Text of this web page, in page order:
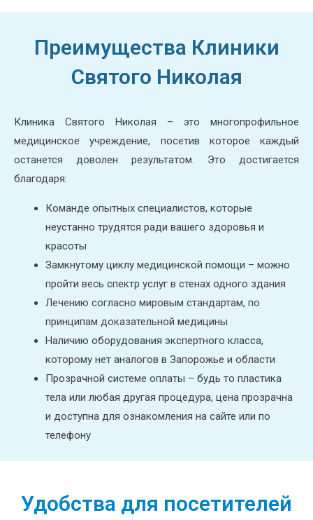
Преимущества Клиники
Святого Николая
Клиника Святого Николая – это многопрофильное
медицинское учреждение, посетив которое каждый
останется доволен результатом. Это достигается
благодаря:
Команде опытных специалистов, которые
неустанно трудятся ради вашего здоровья и
красоты
Замкнутому циклу медицинской помощи – можно
пройти весь спектр услуг в стенах одного здания
Лечению согласно мировым стандартам, по
принципам доказательной медицины
Наличию оборудования экспертного класса,
которому нет аналогов в Запорожье и области
Прозрачной системе оплаты – будь то пластика
тела или любая другая процедура, цена прозрачна
и доступна для ознакомления на сайте или по
телефону
Удобства для посетителей